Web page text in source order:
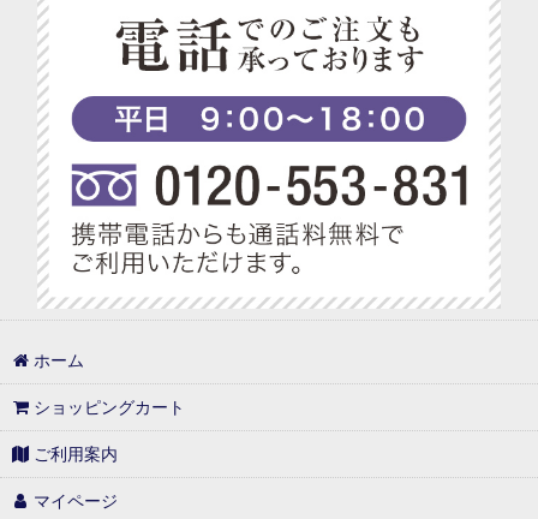
ジェラート＆アイス
ベジアレンジメント
ベジターレセレクト
セラムハンドクリーム
手提げ袋・ラッピング
ベジターレ グルテンフリーの米粉スイーツ特集
ベジターレ コーディアル特集
ベジターレ 幸せの缶ケーキ
ベジターレ アレンジレシピ特集
プチギフト特集
べジターレ ノンアルコールスパークリング特集
1,000円以内
1,000円台の可愛いギフト
1,001円〜3,000円
ホーム
ショッピングカート
ご利用案内
マイページ